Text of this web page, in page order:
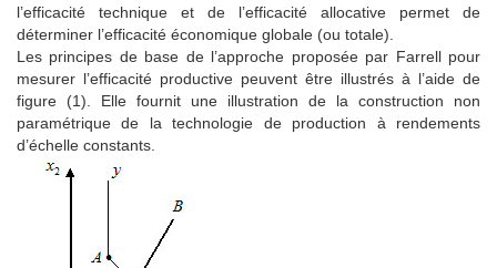
l’efficacité technique et de l’efficacité allocative permet de
déterminer l’efficacité économique globale (ou totale).
Les principes de base de l’approche proposée par Farrell pour
mesurer l’efficacité productive peuvent être illustrés à l’aide de
figure (1). Elle fournit une illustration de la construction non
paramétrique de la technologie de production à rendements
d’échelle constants.